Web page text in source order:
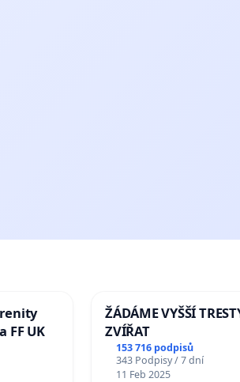
FF UK
ŽÁDÁME VYŠŠÍ
ZVÍŘAT
153 716 podpisů
343 Podpisy / 7 dní
11 Feb 2025